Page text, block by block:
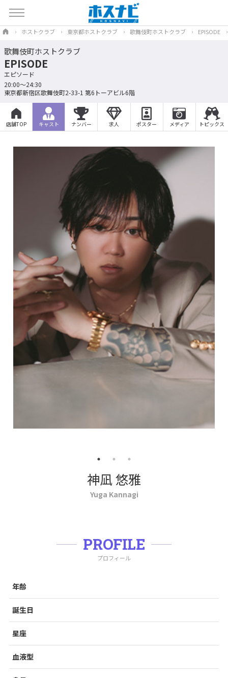
ホストクラブ 東京都ホストクラブ 歌舞伎町ホストクラブ EPISODE
歌舞伎町ホストクラブ
EPISODE
エピソード
20:00～24:30
東京都新宿区歌舞伎町2-33-1 第6トーアビル6階
店舗TOP キャスト ナンバー 求人 ポスター メディア トピックス
神凪 悠雅
Yuga Kannagi
PROFILE
プロフィール
年齢
誕生日
星座
血液型